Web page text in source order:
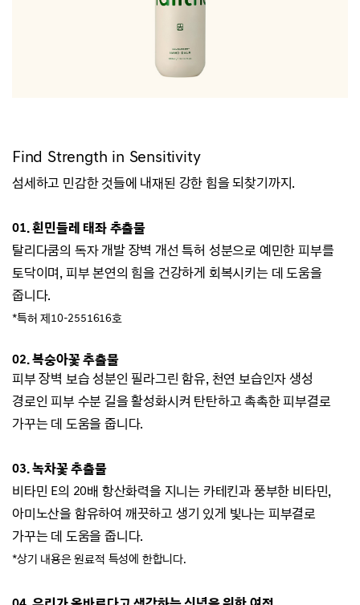
Find Strength in Sensitivity
섬세하고 민감한 것들에 내재된 강한 힘을 되찾기까지.
01. 흰민들레 태좌 추출물
탈리다쿰의 독자 개발 장벽 개선 특허 성분으로 예민한 피부를
토닥이며, 피부 본연의 힘을 건강하게 회복시키는 데 도움을
줍니다.
*특허 제10-2551616호
02. 복숭아꽃 추출물
피부 장벽 보습 성분인 필라그린 함유, 천연 보습인자 생성
경로인 피부 수분 길을 활성화시켜 탄탄하고 촉촉한 피부결로
가꾸는 데 도움을 줍니다.
03. 녹차꽃 추출물
비타민 E의 20배 항산화력을 지니는 카테킨과 풍부한 비타민,
아미노산을 함유하여 깨끗하고 생기 있게 빛나는 피부결로
가꾸는 데 도움을 줍니다.
*상기 내용은 원료적 특성에 한합니다.